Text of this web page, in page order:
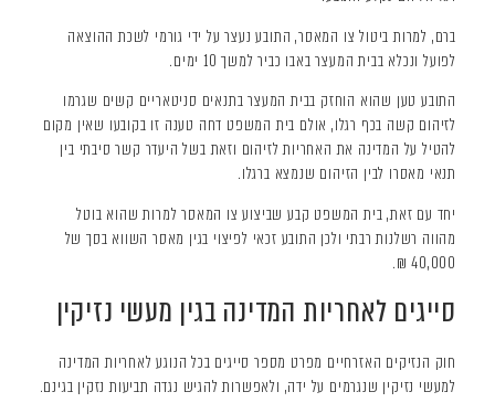
ברם, למרות ביטול צו המאסר, התובע נעצר על ידי גורמי לשכת ההוצאה
לפועל ונכלא בבית המעצר באבו כביר למשך 10 ימים.
התובע טען שהוא הוחזק בבית המעצר בתנאים סניטאריים קשים שגרמו
לזיהום קשה בכף רגלו, אולם בית המשפט דחה טענה זו בקובעו שאין מקום
להטיל על המדינה את האחריות לזיהום וזאת בשל היעדר קשר סיבתי בין
תנאי מאסרו לבין הזיהום שנמצא ברגלו.
יחד עם זאת, בית המשפט קבע שביצוע צו המאסר למרות שהוא בוטל
מהווה רשלנות רבתי ולכן התובע זכאי לפיצוי בגין מאסר השווא בסך של
40,000 ₪.
סייגים לאחריות המדינה בגין מעשי נזיקין
חוק הנזיקים האזרחיים מפרט מספר סייגים בכל הנוגע לאחריות המדינה
למעשי נזיקין שנגרמים על ידה, ולאפשרות להגיש נגדה תביעות נזקין בגינם.